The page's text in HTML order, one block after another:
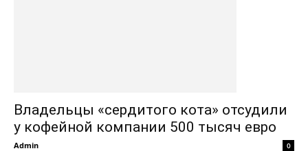
Владельцы «сердитого кота» отсудили
у кофейной компании 500 тысяч евро
Admin 0